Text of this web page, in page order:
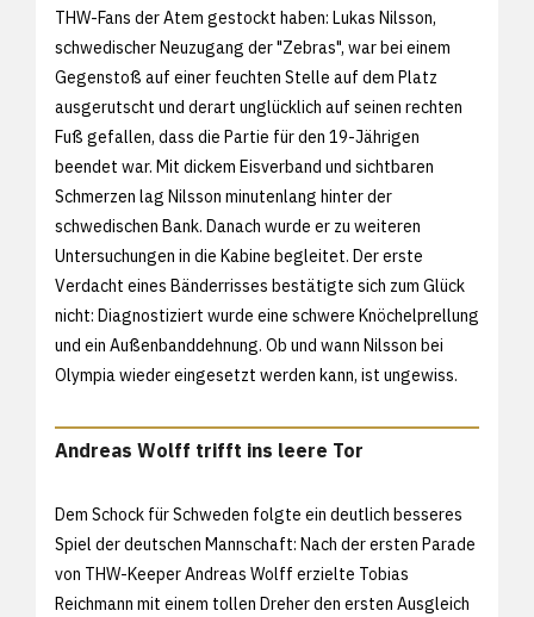
THW-Fans der Atem gestockt haben: Lukas Nilsson,
schwedischer Neuzugang der "Zebras", war bei einem
Gegenstoß auf einer feuchten Stelle auf dem Platz
ausgerutscht und derart unglücklich auf seinen rechten
Fuß gefallen, dass die Partie für den 19-Jährigen
beendet war. Mit dickem Eisverband und sichtbaren
Schmerzen lag Nilsson minutenlang hinter der
schwedischen Bank. Danach wurde er zu weiteren
Untersuchungen in die Kabine begleitet. Der erste
Verdacht eines Bänderrisses bestätigte sich zum Glück
nicht: Diagnostiziert wurde eine schwere Knöchelprellung
und ein Außenbanddehnung. Ob und wann Nilsson bei
Olympia wieder eingesetzt werden kann, ist ungewiss.
Andreas Wolff trifft ins leere Tor
Dem Schock für Schweden folgte ein deutlich besseres
Spiel der deutschen Mannschaft: Nach der ersten Parade
von THW-Keeper Andreas Wolff erzielte Tobias
Reichmann mit einem tollen Dreher den ersten Ausgleich